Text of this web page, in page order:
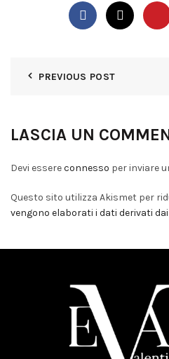
PREVIOUS POST
LASCIA UN
Devi essereconnesso per inviare
Questo sito utilizza Akismet per
vengono elaborati i dati derivati